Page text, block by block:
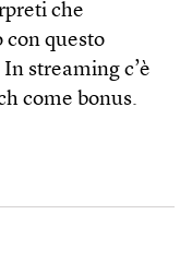
che
questo
stream­ing c’è
come bonus.